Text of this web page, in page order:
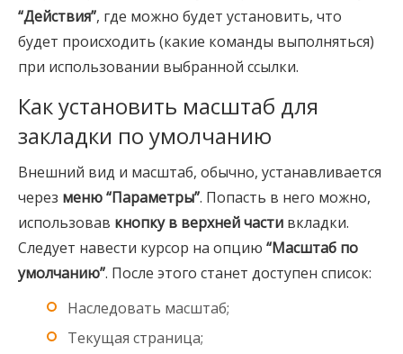
“Действия”, где можно будет установить, что
будет происходить (какие команды выполняться)
при использовании выбранной ссылки.
Как установить масштаб для
закладки по умолчанию
Внешний вид и масштаб, обычно, устанавливается
через меню “Параметры”. Попасть в него можно,
использовав кнопку в верхней части вкладки.
Следует навести курсор на опцию “Масштаб по
умолчанию”. После этого станет доступен список:
Наследовать масштаб;
Текущая страница;